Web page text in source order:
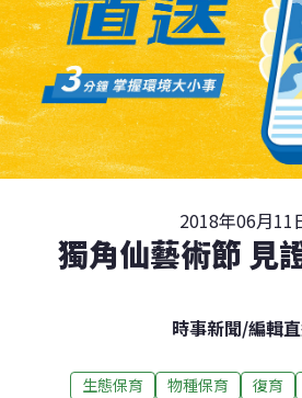
2018年06月11
獨角仙藝術節 見
時事新聞/編輯
生態保育 物種保育 復育